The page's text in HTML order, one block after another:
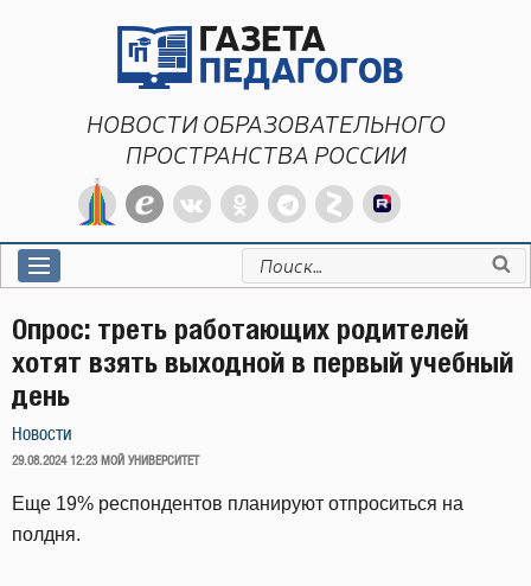
НОВОСТИ ОБРАЗОВАТЕЛЬНОГО
ПРОСТРАНСТВА РОССИИ
Искать:
Опрос: треть работающих родителей
хотят взять выходной в первый учебный
день
Новости
ОПУБЛИКОВАНО
29.08.2024 12:23 МОЙ УНИВЕРСИТЕТ
Еще 19% респондентов планируют отпроситься на
полдня.